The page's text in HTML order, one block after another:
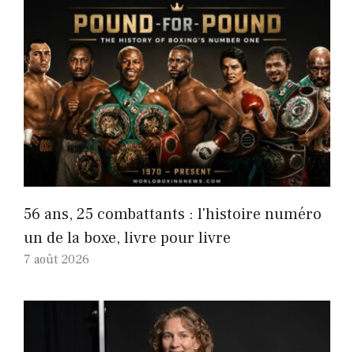
56 ans, 25 combattants : l'histoire numéro
un de la boxe, livre pour livre
7 août 2026